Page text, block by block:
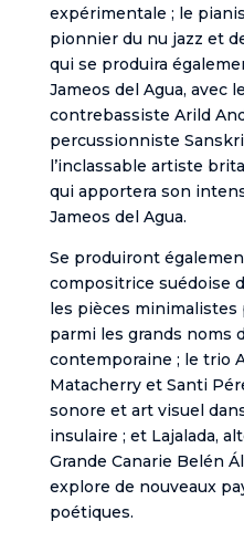
expérimentale ; le
pionnier du nu jazz et
qui se produira
Jameos del Agua, avec
contrebassiste Arild
percussionniste
l’inclassable artiste
qui apportera son
Jameos del Agua.
Se produiront
compositrice suédoise
les pièces minimalistes
parmi les grands noms
contemporaine ; le trio
Matacherry et Santi
sonore et art visuel
insulaire ; et Lajalada,
Grande Canarie Belén
explore de nouveaux
poétiques.